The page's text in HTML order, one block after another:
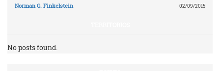
Norman G. Finkelstein 02/09/2015
No posts found.